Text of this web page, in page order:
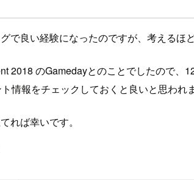
で良い経験になったのですが、考えるほ
2018 のGamedayとのことでしたので、
情報をチェックしておくと良いと思われま
れば幸いです。